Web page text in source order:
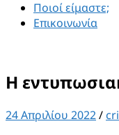
Ποιοί είμαστε;
Επικοινωνία
Η
24 Απριλίου 2022/